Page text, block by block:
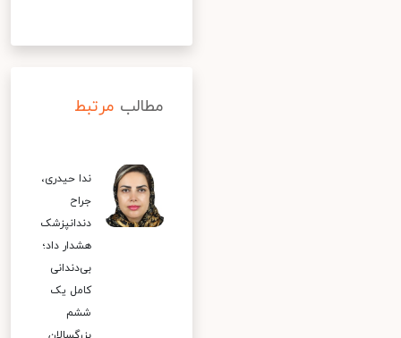
مطالب مرتبط
ندا حیدری،
جراح
دندانپزشک
هشدار داد؛
بی‌دندانی
کامل یک
ششم